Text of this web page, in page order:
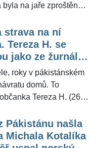
dost vypovídá o
byla na jaře zproštěna
útrap
schránce. Pořád je
velmi sluší. Jak pro
strava na ní
Tereza H. se
jako ze žurnálu.
uvedla
roky v pákistánském
domů. To
Tereza H. (26),
Zdá se ale, že
šrámy na její
odjezdem, tak i
Pákistánu našla
Michala Kotalíka